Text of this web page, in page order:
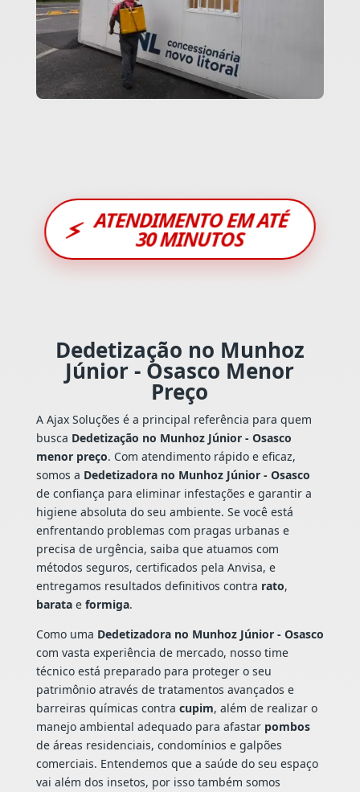
⚡ ATENDIMENTO EM ATÉ
30 MINUTOS
Dedetização no Munhoz
Júnior - Osasco Menor
Preço
A Ajax Soluções é a principal referência para quem
busca Dedetização no Munhoz Júnior - Osasco
menor preço. Com atendimento rápido e eficaz,
somos a Dedetizadora no Munhoz Júnior - Osasco
de confiança para eliminar infestações e garantir a
higiene absoluta do seu ambiente. Se você está
enfrentando problemas com pragas urbanas e
precisa de urgência, saiba que atuamos com
métodos seguros, certificados pela Anvisa, e
entregamos resultados definitivos contra rato,
baratae formiga.
Como uma Dedetizadora no Munhoz Júnior - Osasco
com vasta experiência de mercado, nosso time
técnico está preparado para proteger o seu
patrimônio através de tratamentos avançados e
barreiras químicas contra cupim, além de realizar o
manejo ambiental adequado para afastar pombos
de áreas residenciais, condomínios e galpões
comerciais. Entendemos que a saúde do seu espaço
vai além dos insetos, por isso também somos